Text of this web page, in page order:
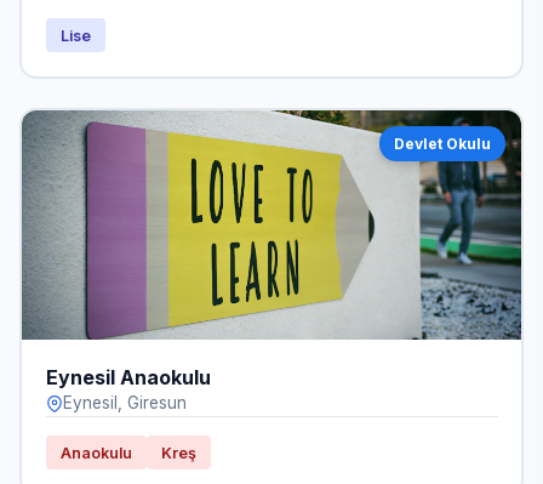
Lise
Devlet Okulu
Eynesil Anaokulu
Eynesil, Giresun
Anaokulu Kreş